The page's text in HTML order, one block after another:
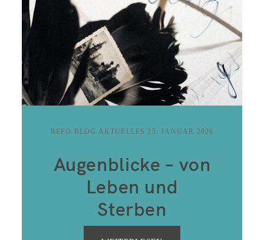
REFO BLOG AKTUELLES 25. JANUAR 2026
Augenblicke – von
Leben und
Sterben